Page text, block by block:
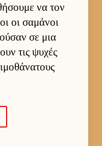
να τον
οι σαμάνοι
σε μια
τις ψυχές